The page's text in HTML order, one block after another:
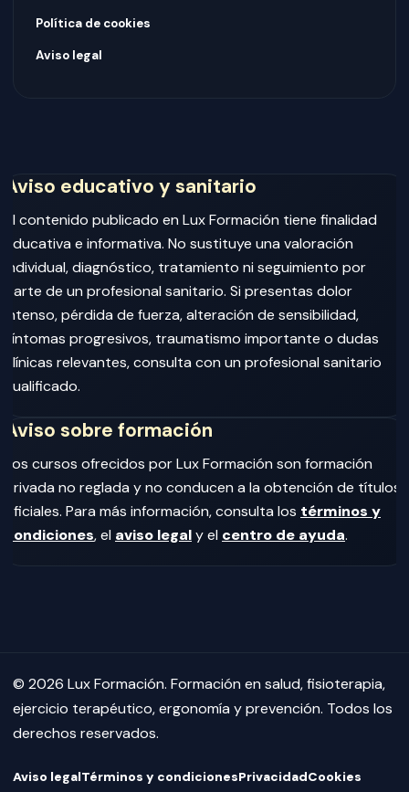
Política de cookies
Aviso legal
Aviso educativo y sanitario
El contenido publicado en Lux Formación tiene finalidad
educativa e informativa. No sustituye una valoración
individual, diagnóstico, tratamiento ni seguimiento por
parte de un profesional sanitario. Si presentas dolor
intenso, pérdida de fuerza, alteración de sensibilidad,
síntomas progresivos, traumatismo importante o dudas
clínicas relevantes, consulta con un profesional sanitario
cualificado.
Aviso sobre formación
Los cursos ofrecidos por Lux Formación son formación
privada no reglada y no conducen a la obtención de títulos
oficiales. Para más información, consulta los términos y
condiciones, el aviso legaly el centro de ayuda.
© 2026 Lux Formación. Formación en salud, fisioterapia,
ejercicio terapéutico, ergonomía y prevención. Todos los
derechos reservados.
Aviso legalTérminos y condicionesPrivacidadCookies